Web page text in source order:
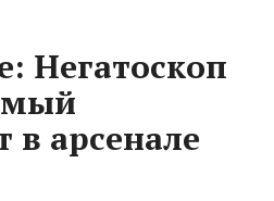
Негатоскоп
в арсенале